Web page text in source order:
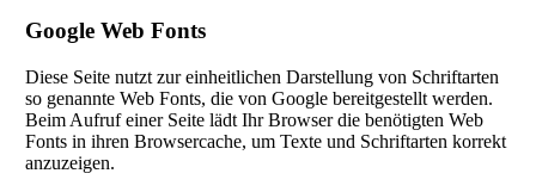
Google Web Fonts
Diese Seite nutzt zur einheitlichen Darstellung von Schriftarten
so genannte Web Fonts, die von Google bereitgestellt werden.
Beim Aufruf einer Seite lädt Ihr Browser die benötigten Web
Fonts in ihren Browsercache, um Texte und Schriftarten korrekt
anzuzeigen.